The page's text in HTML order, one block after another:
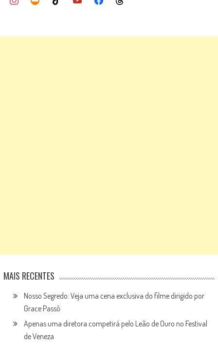
MAIS RECENTES
Nosso Segredo: Veja uma cena exclusiva do filme dirigido por
Grace Passô
Apenas uma diretora competirá pelo Leão de Ouro no Festival
de Veneza